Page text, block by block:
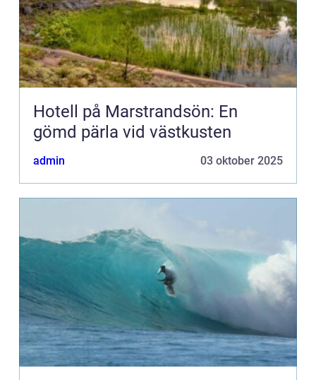
Hotell på Marstrandsön: En
gömd pärla vid västkusten
admin 03 oktober 2025